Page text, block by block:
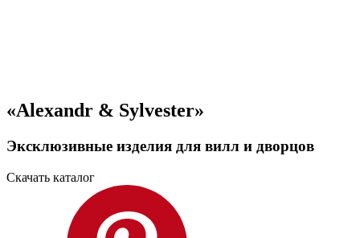
«Alexandr & Sylvester»
Эксклюзивные изделия для вилл и дворцов
Скачать каталог